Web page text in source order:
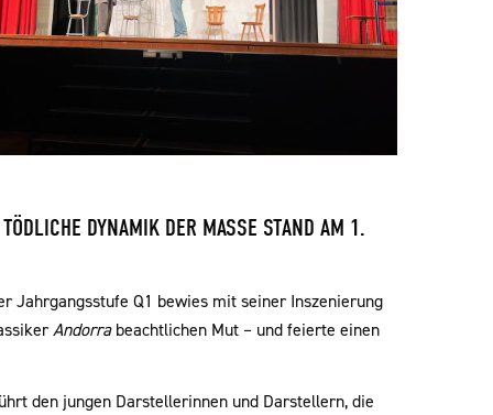
DYNAMIK DER MASSE STAND AM 1.
Jahrgangsstufe Q1 bewies mit seiner Inszenierung
Andorrabeachtlichen Mut – und feierte einen
den jungen Darstellerinnen und Darstellern, die